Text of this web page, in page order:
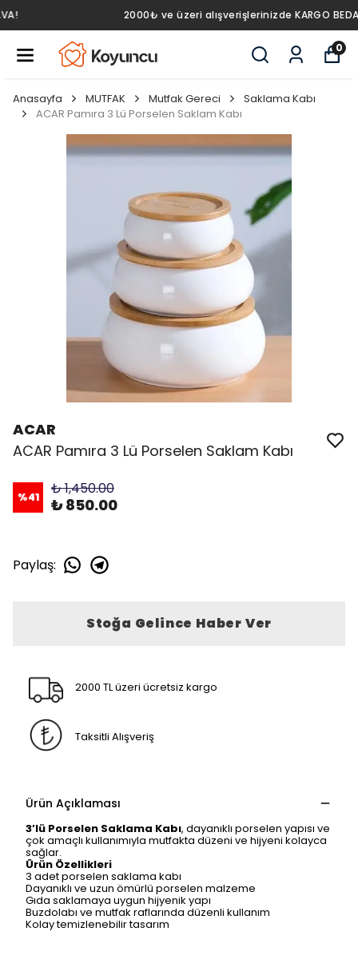
2000₺ ve üzeri alışverişlerinizde KARGO BEDAVA!
0
Anasayfa MUTFAK Mutfak Gereci
Saklama Kabı
ACAR Pamıra 3 Lü Porselen Saklam Kabı
ACAR
ACAR Pamıra 3 Lü Porselen Saklam Kabı
%41 ₺ 1,450.00
₺ 850.00
Paylaş:
Stoğa Gelince Haber Ver
2000 TL üzeri ücretsiz kargo
Taksitli Alışveriş
Ürün Açıklaması
3’lü Porselen Saklama Kabı, dayanıklı porselen yapısı ve
çok amaçlı kullanımıyla mutfakta düzeni ve hijyeni kolayca
sağlar.
Ürün Özellikleri
3 adet porselen saklama kabı
Dayanıklı ve uzun ömürlü porselen malzeme
Gıda saklamaya uygun hijyenik yapı
Buzdolabı ve mutfak raflarında düzenli kullanım
Kolay temizlenebilir tasarım